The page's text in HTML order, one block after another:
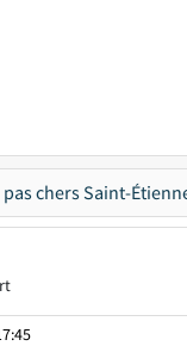
pas chers Saint-